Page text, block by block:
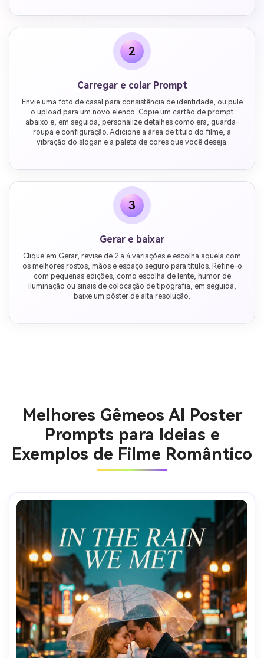
2
Carregar e colar Prompt
Envie uma foto de casal para consistência de identidade, ou pule
o upload para um novo elenco. Copie um cartão de prompt
abaixo e, em seguida, personalize detalhes como era, guarda-
roupa e configuração. Adicione a área de título do filme, a
vibração do slogan e a paleta de cores que você deseja.
3
Gerar e baixar
Clique em Gerar, revise de 2 a 4 variações e escolha aquela com
os melhores rostos, mãos e espaço seguro para títulos. Refine-o
com pequenas edições, como escolha de lente, humor de
iluminação ou sinais de colocação de tipografia, em seguida,
baixe um pôster de alta resolução.
Melhores Gêmeos AI Poster
Prompts para Ideias e
Exemplos de Filme Romântico